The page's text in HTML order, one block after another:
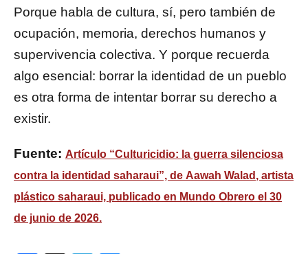
Porque habla de cultura, sí, pero también de
ocupación, memoria, derechos humanos y
supervivencia colectiva. Y porque recuerda
algo esencial: borrar la identidad de un pueblo
es otra forma de intentar borrar su derecho a
existir.
Fuente: Artículo “Culturicidio: la guerra silenciosa
contra la identidad saharaui”, de Aawah Walad , artista
plástico saharaui, publicado en Mundo Obrero el 30
de junio de 2026.